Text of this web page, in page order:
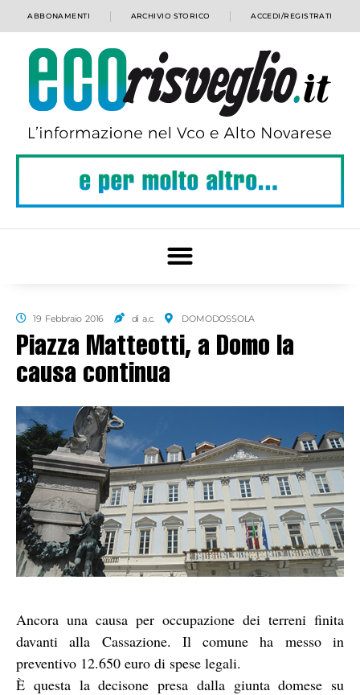
ABBONAMENTI ARCHIVIO STORICO ACCEDI/REGISTRATI
19 Febbraio 2016 di a.c. DOMODOSSOLA
Piazza Matteotti, a Domo la
causa continua
Ancora una causa per occupazione dei terreni finita
davanti alla Cassazione. Il comune ha messo in
preventivo 12.650 euro di spese legali.
È questa la decisone presa dalla giunta domese su